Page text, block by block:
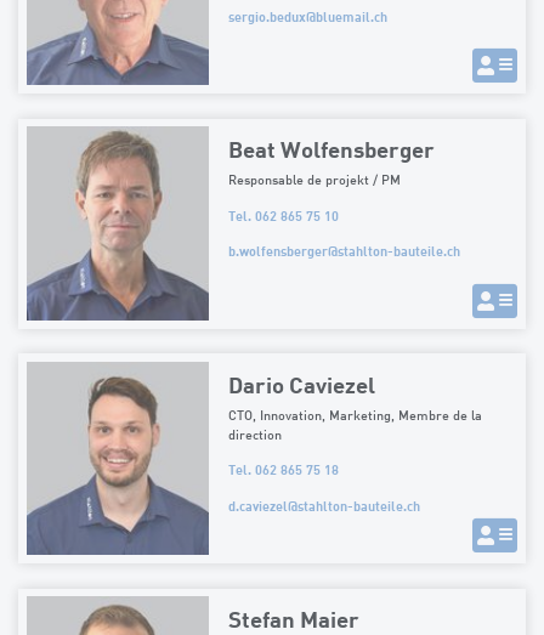
sergio.bedux@bluemail.ch
Beat Wolfensberger
Responsable de projekt / PM
Tel. 062 865 75 10
b.wolfensberger@stahlton-bauteile.ch
Dario Caviezel
CTO, Innovation, Marketing, Membre de la
direction
Tel. 062 865 75 18
d.caviezel@stahlton-bauteile.ch
Stefan Maier